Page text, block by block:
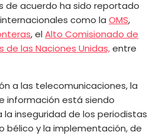
de acuerdo ha sido reportado
como la OMS,
, el Alto Comisionado de
de las Naciones Unidas,entre
a las telecomunicaciones, la
información está siendo
inseguridad de los periodistas
bélico y la implementación, de